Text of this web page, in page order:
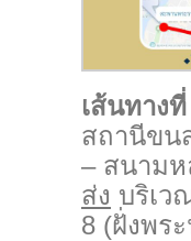
เส้นทาง
สถานีขน
– สนามห
ส่ง บริเว
8 (ฝั่งพร